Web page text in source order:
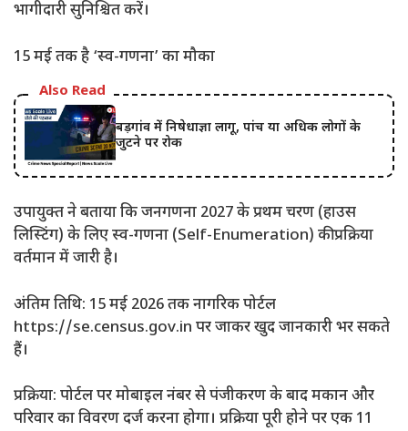
भागीदारी सुनिश्चित करें।
​15 मई तक है ‘स्व-गणना’ का मौका
Also Read
बड़गांव में निषेधाज्ञा लागू, पांच या अधिक लोगों के
जुटने पर रोक
​उपायुक्त ने बताया कि जनगणना 2027 के प्रथम चरण (हाउस
लिस्टिंग) के लिए स्व-गणना (Self-Enumeration) की प्रक्रिया
वर्तमान में जारी है।
​अंतिम तिथि: 15 मई 2026 तक नागरिक पोर्टल
https://se.census.gov.in पर जाकर खुद जानकारी भर सकते
हैं।
​प्रक्रिया: पोर्टल पर मोबाइल नंबर से पंजीकरण के बाद मकान और
परिवार का विवरण दर्ज करना होगा। प्रक्रिया पूरी होने पर एक 11